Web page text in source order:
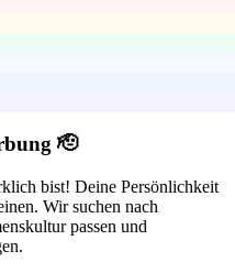
🫡
bist! Deine Persönlichkeit
Wir suchen nach
passen und